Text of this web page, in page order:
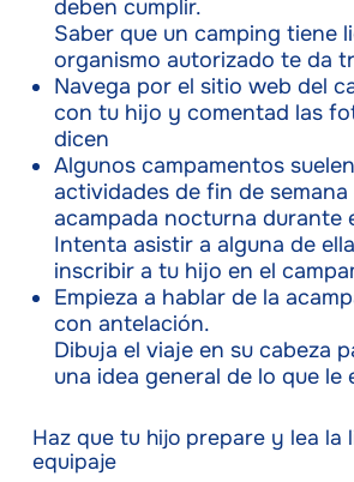
deben cumplir.
Saber que un camping tiene
organismo autorizado te da
Navega por el sitio web del
con tu hijo y comentad las
dicen
Algunos campamentos
actividades de fin de semana
acampada nocturna durante
Intenta asistir a alguna de
inscribir a tu hijo en el
Empieza a hablar de la
con antelación.
Dibuja el viaje en su cabeza
una idea general de lo que le
Haz que tu hijo prepare y lea la
equipaje